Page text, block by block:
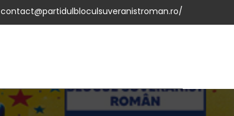
contact@partidulbloculsuveranistroman.ro/